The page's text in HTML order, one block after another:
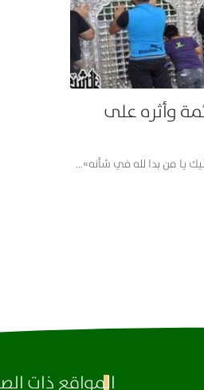
وأثره على
يا من بدا لله في شأنه»…
المواقع ذات